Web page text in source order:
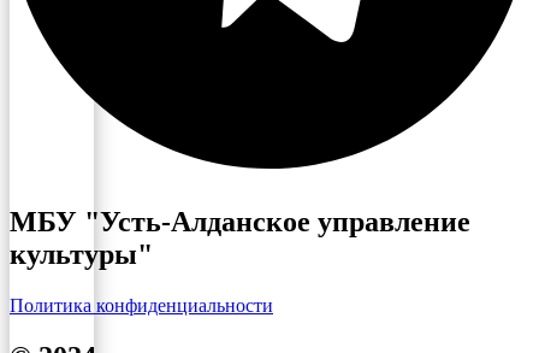
МБУ "Усть-Алданское управление
культуры"
Политика конфиденциальности